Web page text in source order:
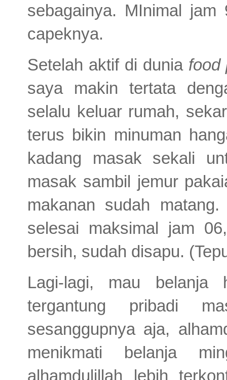
sebagainya. MInimal
capeknya.
Setelah aktif di dunia food
saya makin tertata
selalu keluar rumah,
terus bikin minuman
kadang masak sekali
masak sambil jemur
makanan sudah
selesai maksimal jam
bersih, sudah disapu.
Lagi-lagi, mau belanja
tergantung pribadi
sesanggupnya aja,
menikmati belanja
alhamdulillah lebih